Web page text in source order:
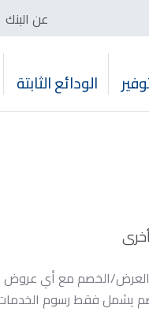
عن البنك
الودائع الثابتة
الخصم مع أي عروض
يشمل فقط رسوم